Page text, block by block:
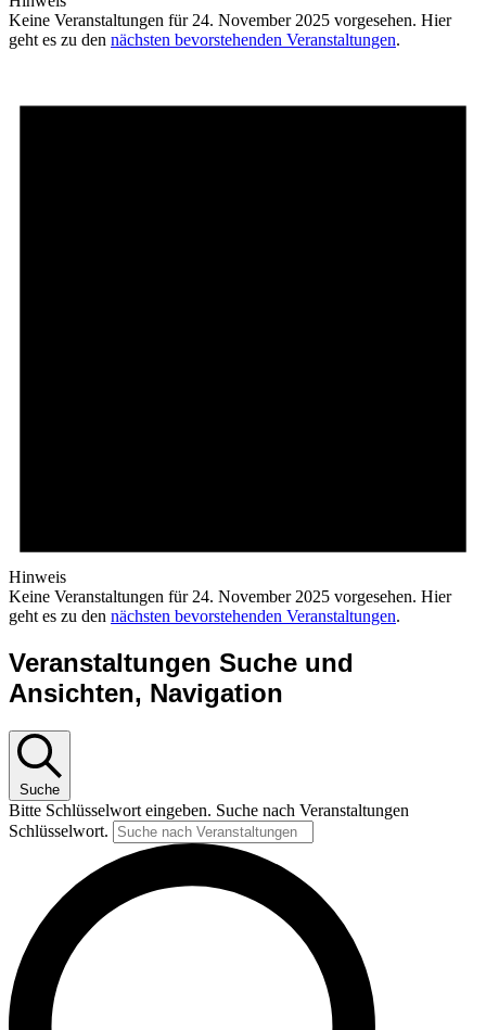
Keine Veranstaltungen für 24. November 2025 vorgesehen. Hier
geht es zu den nächsten bevorstehenden Veranstaltungen.
Hinweis
Keine Veranstaltungen für 24. November 2025 vorgesehen. Hier
geht es zu den nächsten bevorstehenden Veranstaltungen.
Veranstaltungen Suche und
Ansichten, Navigation
Suche
Bitte Schlüsselwort eingeben. Suche nach Veranstaltungen
Schlüsselwort.